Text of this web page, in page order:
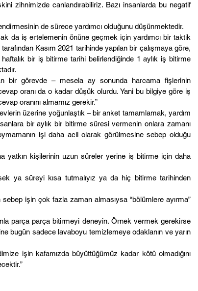
zihnimizde canlandırabiliriz. Bazı insanlarda bu negatif
de sürece yardımcı olduğunu düşünmektedir.
da iş ertelemenin önüne geçmek için yardımcı bir taktik
Kasım 2021 tarihinde yapılan bir çalışmaya göre,
bir iş bitirme tarihi belirlendiğinde 1 aylık iş bitirme
bir görevde – mesela ay sonunda harcama fişlerinin
oranı da o kadar düşük olurdu. Yani bu bilgiye göre iş
oranını almamız gerekir.”
üzerine yoğunlaştık – bir anket tamamlamak, yardım
bir aylık bir bitirme süresi vermenin onlara zamanı
işi daha acil olarak görülmesine sebep olduğu
yatkın kişilerinin uzun süreler yerine iş bitirme için daha
ya süreyi kısa tutmalıyız ya da hiç bitirme tarihinden
işin çok fazla zaman almasıysa “bölümlere ayırma”
parça parça bitirmeyi deneyin. Örnek vermek gerekirse
bugün sadece lavaboyu temizlemeye odaklanın ve yarın
işin kafamızda büyüttüğümüz kadar kötü olmadığını